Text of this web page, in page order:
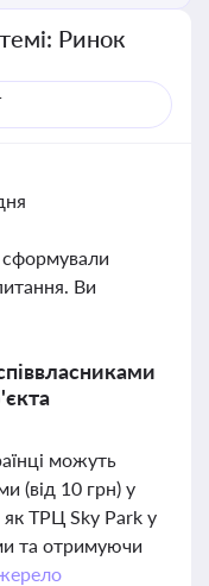
Ринок
сформували
Ви
можуть
(від 10 грн) у
як ТРЦ Sky Park у
та отримуючи